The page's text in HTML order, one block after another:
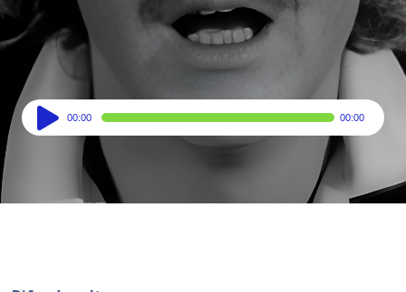
Audio
Player
00:00 00:00